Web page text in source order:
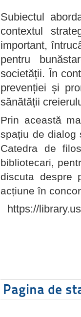
Subiectul
contextul
important,
pentru
societății. În
prevenției și
sănătății
Prin această
spațiu de dialog
Catedra de
bibliotecari,
discuta despre
acțiune în
https://
Pagina de